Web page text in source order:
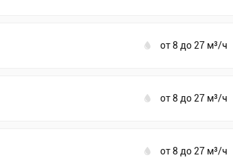
от 8 до 27 м³/ч
от 8 до 27 м³/ч
от 8 до 27 м³/ч